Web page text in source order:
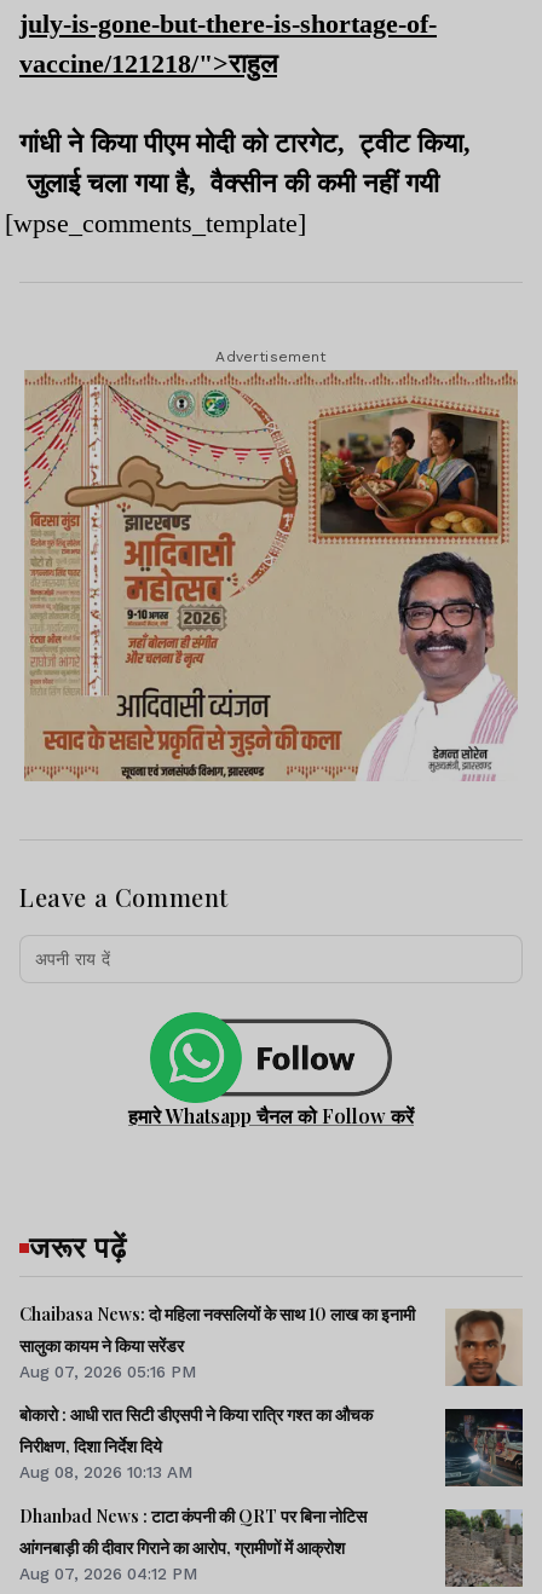
july-is-gone-but-there-is-shortage-of-
vaccine/121218/">राहुल
गांधी ने किया पीएम मोदी को टारगेट, ट्वीट किया,
जुलाई चला गया है, वैक्सीन की कमी नहीं गयी
[wpse_comments_template]
Advertisement
Leave a Comment
हमारे Whatsapp चैनल को Follow करें
जरूर पढ़ें
Chaibasa News: दो महिला नक्सलियों के साथ 10 लाख का इनामी
सालुका कायम ने किया सरेंडर
Aug 07, 2026 05:16 PM
बोकारो : आधी रात सिटी डीएसपी ने किया रात्रि गश्त का औचक
निरीक्षण, दिशा निर्देश दिये
Aug 08, 2026 10:13 AM
Dhanbad News : टाटा कंपनी की QRT पर बिना नोटिस
आंगनबाड़ी की दीवार गिराने का आरोप, ग्रामीणों में आक्रोश
Aug 07, 2026 04:12 PM